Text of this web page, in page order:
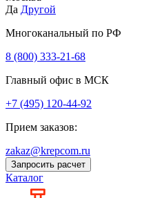
Да Другой
Многоканальный по РФ
8 (800) 333‑21-68
Главный офис в МСК
+7 (495) 120-44-92
Прием заказов:
zakaz@krepcom.ru
Запросить расчет
Каталог